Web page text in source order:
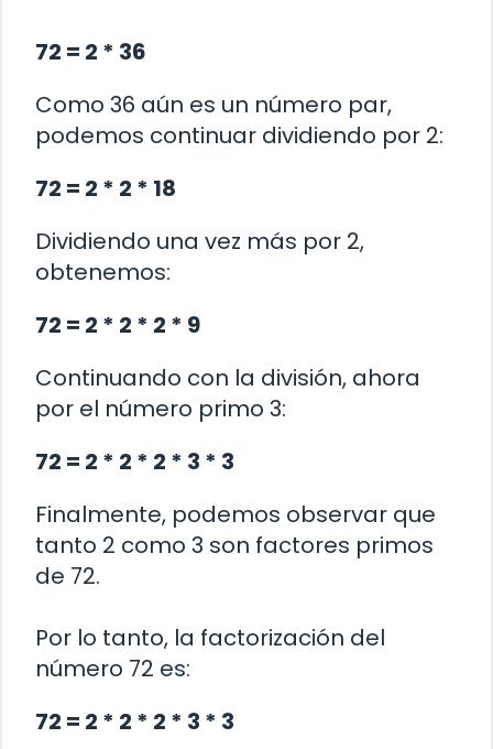
72 = 2 * 36
Como 36 aún es un número par,
podemos continuar dividiendo por 2:
72 = 2 * 2 * 18
Dividiendo una vez más por 2,
obtenemos:
72 = 2 * 2 * 2 * 9
Continuando con la división, ahora
por el número primo 3:
72 = 2 * 2 * 2 * 3 * 3
Finalmente, podemos observar que
tanto 2 como 3 son factores primos
de 72.
Por lo tanto, la factorización del
número 72 es:
72 = 2 * 2 * 2 * 3 * 3